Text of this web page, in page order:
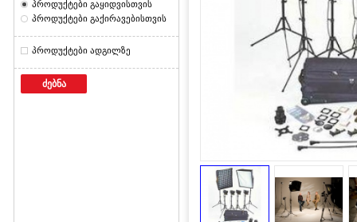
პროდუქტები გაყიდვისთვის
პროდუქტები გაქირავებისთვის
პროდუქტები ადგილზე
ძებნა